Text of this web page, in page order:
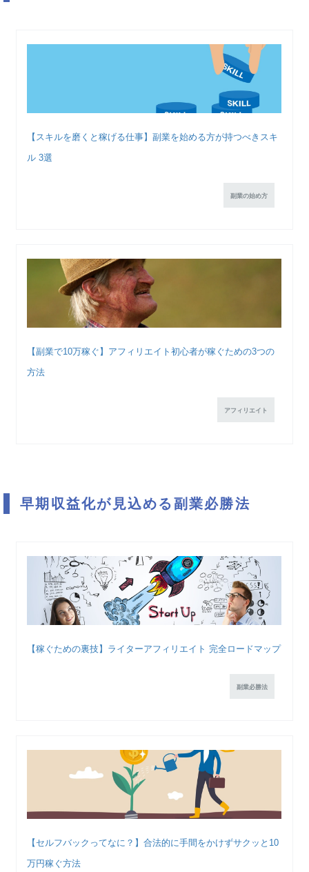
【スキルを磨くと稼げる仕事】副業を始める方が持つべきスキ
ル 3選
副業の始め方
【副業で10万稼ぐ】アフィリエイト初心者が稼ぐための3つの
方法
アフィリエイト
早期収益化が見込める副業必勝法
【稼ぐための裏技】ライターアフィリエイト 完全ロードマップ
副業必勝法
【セルフバックってなに？】合法的に手間をかけずサクッと10
万円稼ぐ方法